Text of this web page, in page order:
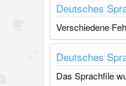
Deutsches
Verschiedene
Deutsches
Das Sprachfile